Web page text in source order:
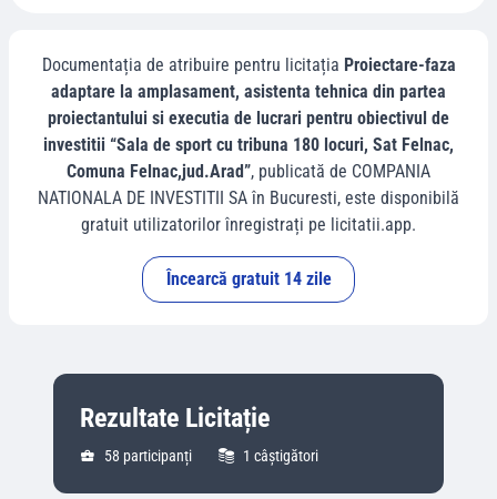
Documentația de atribuire pentru licitația Proiectare-faza
adaptare la amplasament, asistenta tehnica din partea
proiectantului si executia de lucrari pentru obiectivul de
investitii “Sala de sport cu tribuna 180 locuri, Sat Felnac,
Comuna Felnac,jud.Arad”, publicată de COMPANIA
NATIONALA DE INVESTITII SA în Bucuresti, este disponibilă
gratuit utilizatorilor înregistrați pe licitatii.app.
Încearcă gratuit 14 zile
Rezultate Licitație
58 participanți 1 câștigători